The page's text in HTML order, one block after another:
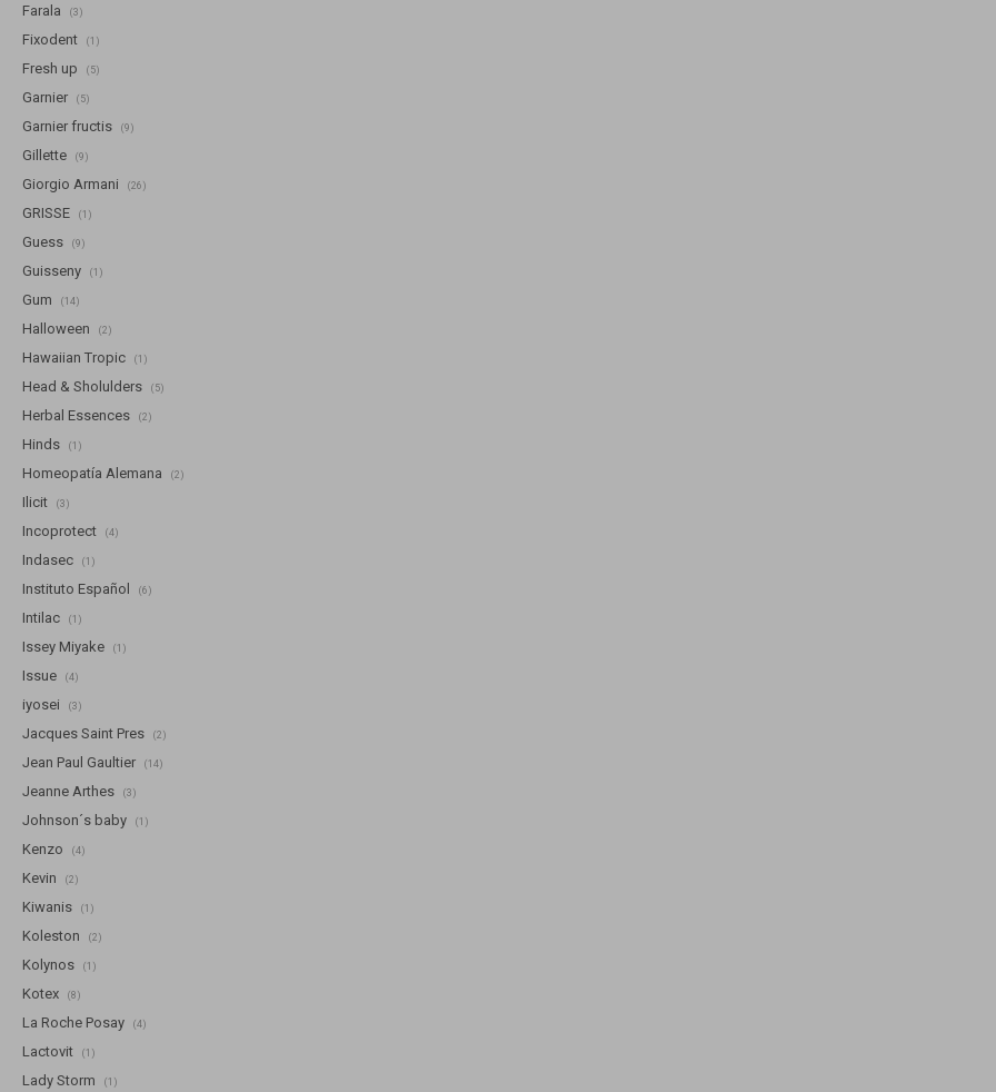
Farala (3)
Fixodent (1)
Fresh up (5)
Garnier (5)
Garnier fructis (9)
Gillette (9)
Giorgio Armani (26)
GRISSE (1)
Guess (9)
Guisseny (1)
Gum (14)
Halloween (2)
Hawaiian Tropic (1)
Head & Sholulders (5)
Herbal Essences (2)
Hinds (1)
Homeopatía Alemana (2)
Ilicit (3)
Incoprotect (4)
Indasec (1)
Instituto Español (6)
Intilac (1)
Issey Miyake (1)
Issue (4)
iyosei (3)
Jacques Saint Pres (2)
Jean Paul Gaultier (14)
Jeanne Arthes (3)
Johnson´s baby (1)
Kenzo (4)
Kevin (2)
Kiwanis (1)
Koleston (2)
Kolynos (1)
Kotex (8)
La Roche Posay (4)
Lactovit (1)
Lady Storm (1)